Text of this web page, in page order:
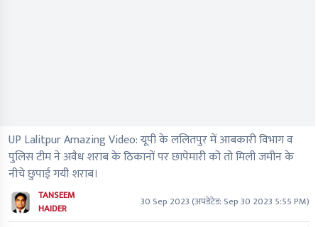
UP Lalitpur Amazing Video: यूपी के ललितपुर में आबकारी विभाग व
पुलिस टीम ने अवैध शराब के ठिकानों पर छापेमारी को तो मिली जमीन के
नीचे छुपाई गयी शराब।
TANSEEM
HAIDER
30 Sep 2023(अपडेटेड: Sep 30 2023 5:55 PM)